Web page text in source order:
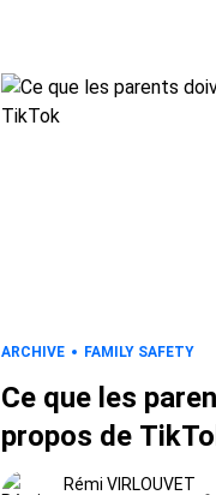
ARCHIVE FAMILY SAFETY
Ce que les
propos de
Rémi VIRLOUVET